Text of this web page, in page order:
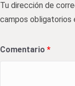
Tu dirección de
campos obligatorios
Comentario *